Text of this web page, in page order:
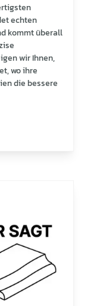
echten
kommt überall
wir Ihnen,
wo ihre
die bessere